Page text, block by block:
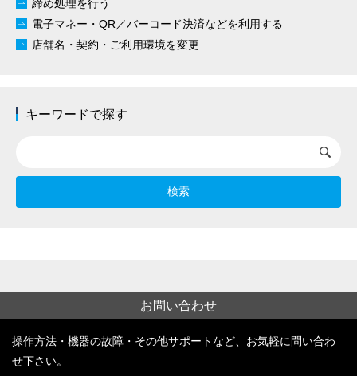
締め処理を行う
電子マネー・QR／バーコード決済などを利用する
店舗名・契約・ご利用環境を変更
キーワードで探す
検索
お問い合わせ
操作方法・機器の故障・その他サポートなど、お気軽に問い合わ
せ下さい。